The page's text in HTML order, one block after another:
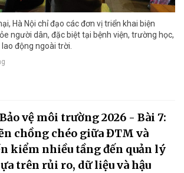
Hà Nội chỉ đạo các đơn vị triển khai biện
người dân, đặc biệt tại bệnh viện, trường học,
động ngoài trời.
vệ môi trường 2026 - Bài 7:
chồng chéo giữa ĐTM và
kiểm nhiều tầng đến quản lý
trên rủi ro, dữ liệu và hậu